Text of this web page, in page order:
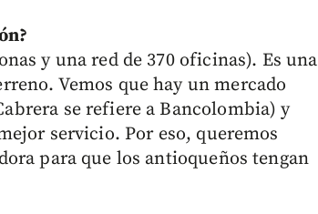
y una red de 370 oficinas). Es una
Vemos que hay un mercado
se refiere a Bancolombia) y
servicio. Por eso, queremos
para que los antioqueños tengan